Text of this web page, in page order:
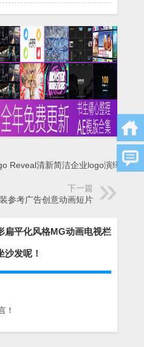
Reveal清新简洁企业logo演绎AE模
下一篇
参考广告创意动画短片
扁平化风格MG动画电视栏
沙发呢！
！